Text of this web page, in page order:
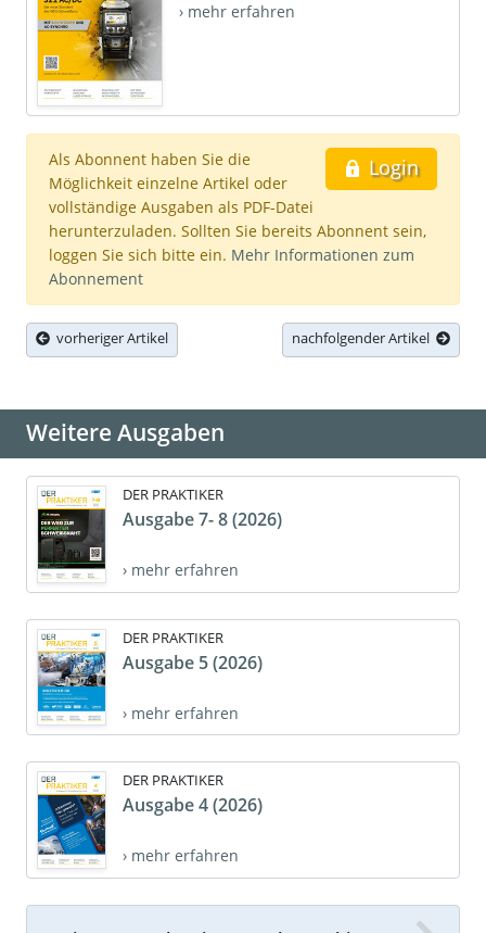
› mehr erfahren
Login
Als Abonnent haben Sie die
Möglichkeit einzelne Artikel oder
vollständige Ausgaben als PDF-Datei
herunterzuladen. Sollten Sie bereits Abonnent sein,
loggen Sie sich bitte ein. Mehr Informationen zum
Abonnement
vorheriger Artikel nachfolgender Artikel
Weitere Ausgaben
DER PRAKTIKER
Ausgabe 7- 8 (2026)
› mehr erfahren
DER PRAKTIKER
Ausgabe 5 (2026)
› mehr erfahren
DER PRAKTIKER
Ausgabe 4 (2026)
› mehr erfahren